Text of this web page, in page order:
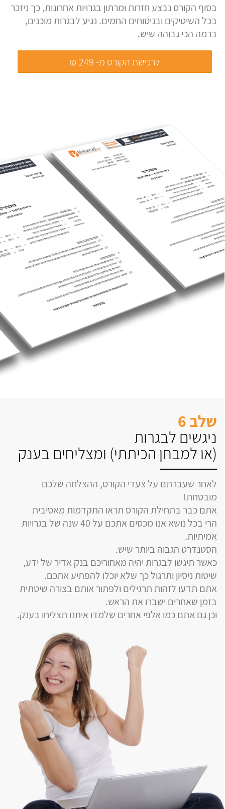
בסוף הקורס נבצע חזרות ומרתון בגרויות אחרונות, כך ניזכר
בכל השיטיקים ובניסוחים החמים. נגיע לבגרות מוכנים,
ברמה הכי גבוהה שיש.
לרכישת הקורס מ- 249 ₪
שלב 6
ניגשים לבגרות
(או למבחן הכיתתי) ומצליחים בענק
לאחר שעברתם על צעדי הקורס, ההצלחה שלכם
מובטחת!
אתם כבר בתחילת הקורס תראו התקדמות מאסיבית
הרי בכל נושא אנו מכסים אתכם על 40 שנה של בגרויות
אמיתיות.
הסטנדרט הגבוה ביותר שיש.
כאשר תיגשו לבגרות יהיה מאחוריכם בנק אדיר של ידע,
שיטות ניסיון ותרגול כך שלא יוכלו להפתיע אתכם.
אתם תדעו לזהות תרגילים ולפתור אותם בצורה שיטתית
בזמן שאחרים ישברו את הראש.
וכן גם אתם כמו אלפי אחרים שלמדו איתנו תצליחו בענק.